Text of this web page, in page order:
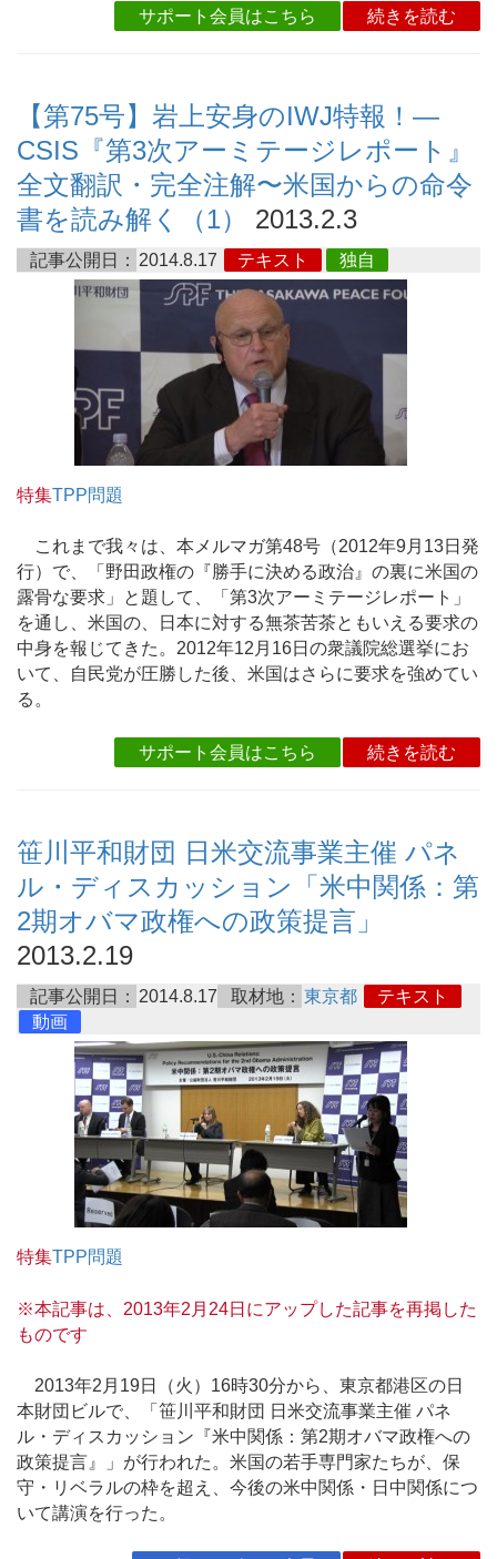
サポート会員はこちら 続きを読む
【第75号】岩上安身のIWJ特報！―
CSIS『第3次アーミテージレポート』
全文翻訳・完全注解〜米国からの命令
書を読み解く（1）
2013.2.3
記事公開日： 2014.8.17 テキスト 独自
特集TPP問題
これまで我々は、本メルマガ第48号（2012年9月13日発
行）で、「野田政権の『勝手に決める政治』の裏に米国の
露骨な要求」と題して、「第3次アーミテージレポート」
を通し、米国の、日本に対する無茶苦茶ともいえる要求の
中身を報じてきた。2012年12月16日の衆議院総選挙にお
いて、自民党が圧勝した後、米国はさらに要求を強めてい
る。
サポート会員はこちら 続きを読む
笹川平和財団 日米交流事業主催 パネ
ル・ディスカッション「米中関係：第
2期オバマ政権への政策提言」
2013.2.19
記事公開日： 2014.8.17 取材地： 東京都
テキスト
動画
特集TPP問題
※本記事は、2013年2月24日にアップした記事を再掲した
ものです
2013年2月19日（火）16時30分から、東京都港区の日
本財団ビルで、「笹川平和財団 日米交流事業主催 パネ
ル・ディスカッション『米中関係：第2期オバマ政権への
政策提言』」が行われた。米国の若手専門家たちが、保
守・リベラルの枠を超え、今後の米中関係・日中関係につ
いて講演を行った。